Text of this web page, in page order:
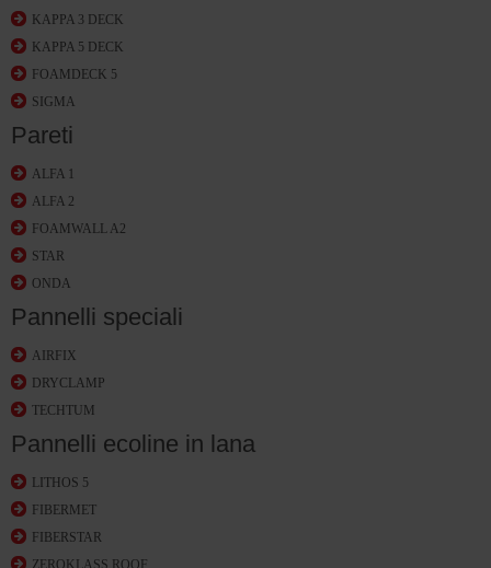
KAPPA 3 DECK
KAPPA 5 DECK
FOAMDECK 5
SIGMA
Pareti
ALFA 1
ALFA 2
FOAMWALL A2
STAR
ONDA
Pannelli speciali
AIRFIX
DRYCLAMP
TECHTUM
Pannelli ecoline in lana
LITHOS 5
FIBERMET
FIBERSTAR